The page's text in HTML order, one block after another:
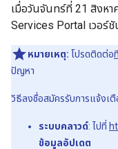
เมื่อวันจันทร์ที่ 21 สิงหา
Services Portal เวอร์
หมายเหตุ: โปรดติดต่อ
ปัญหา
วิธีลงชื่อสมัครรับการแจ้งเ
ระบบคลาวด์: ไปที่
ข้อมูลอัปเดต